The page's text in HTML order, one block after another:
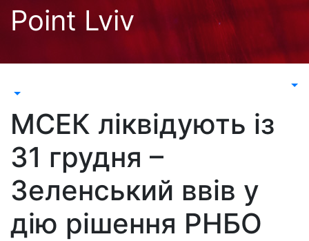
Перейти
Point Lviv
МСЕК ліквідують із
31 грудня –
Зеленський ввів у
дію рішення РНБО